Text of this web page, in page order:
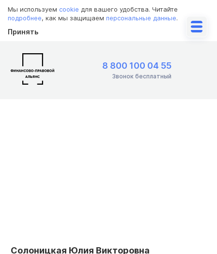
Мы используем cookie для вашего удобства. Читайте
подробнее, как мы защищаем персональные данные.
Принять
8 800 100 04 55
Звонок бесплатный
Солоницкая Юлия Викторовна